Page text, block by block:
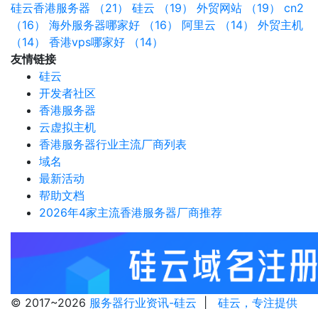
硅云香港服务器 （21）
硅云 （19） 外贸网站 （19）
cn2
（16）
海外服务器哪家好 （16） 阿里云 （14）
外贸主机
（14）
香港vps哪家好 （14）
友情链接
硅云
开发者社区
香港服务器
云虚拟主机
香港服务器行业主流厂商列表
域名
最新活动
帮助文档
2026年4家主流香港服务器厂商推荐
© 2017~2026 服务器行业资讯-硅云 硅云，专注提供